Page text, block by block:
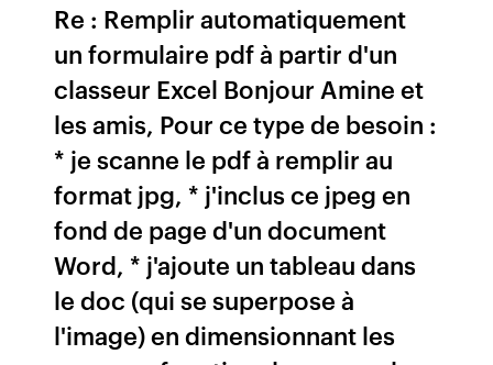
Re : Remplir automatiquement
un formulaire pdf à partir d'un
classeur Excel Bonjour Amine et
les amis, Pour ce type de besoin :
* je scanne le pdf à remplir au
format jpg, * j'inclus ce jpeg en
fond de page d'un document
Word, * j'ajoute un tableau dans
le doc (qui se superpose à
l'image) en dimensionnant les